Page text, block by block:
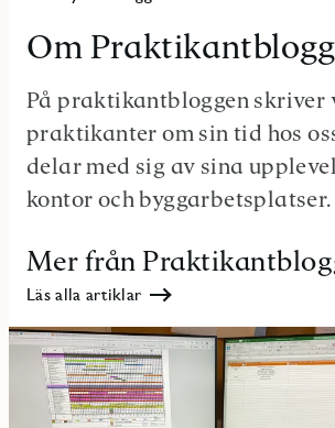
Om
På praktikantbloggen skriver
praktikanter om sin tid hos
delar med sig av sina
kontor och byggarbetsplatser.
Mer från
Läs alla artiklar